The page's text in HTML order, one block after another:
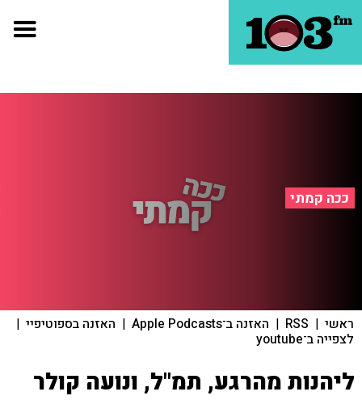
ככה קמתי
ראשי |
RSS
| האזנה ב־Apple Podcasts | האזנה בספוטיפיי |
לצפייה ב־youtube
ליהנות מהרגע, תמ"ל, ונועה קולר